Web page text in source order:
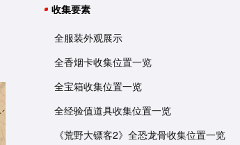
收集要素
全服装外观展示
全香烟卡收集位置一览
全宝箱收集位置一览
全经验值道具收集位置一览
《荒野大镖客2》全恐龙骨收集位置一览